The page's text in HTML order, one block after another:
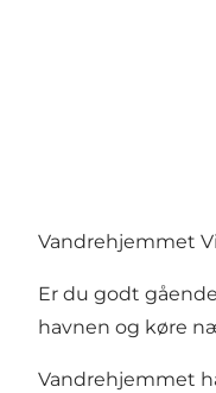
Vandrehjemmet
Er du godt
havnen og køre
Vandrehjemmet